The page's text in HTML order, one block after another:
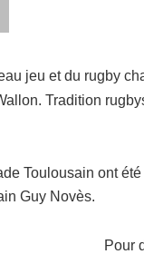
jeu et du rugby
Tradition
Toulousain ont
Guy Novès.
Pour